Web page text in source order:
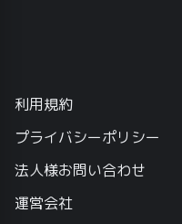
利用規約
プライバシーポリシー
法人様お問い合わせ
運営会社